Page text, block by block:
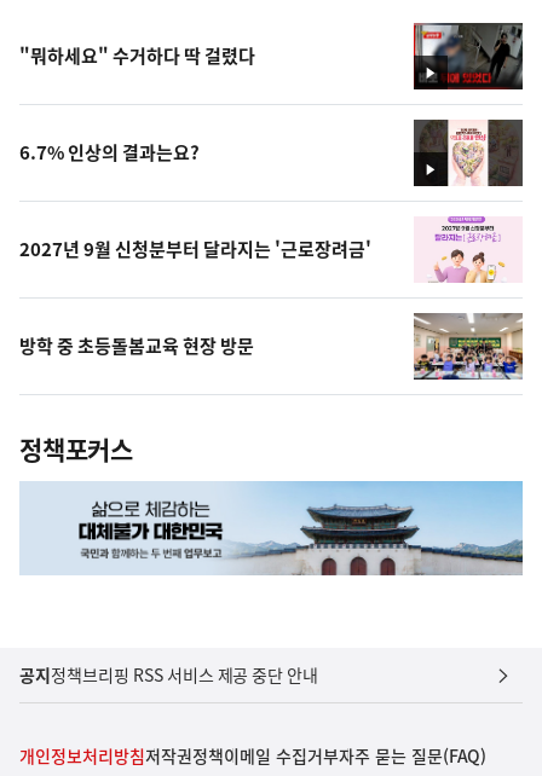
영
상
"뭐하세요" 수거하다 딱 걸렸다
영
상
6.7% 인상의 결과는요?
2027년 9월 신청분부터 달라지는 '근로장려금'
방학 중 초등돌봄교육 현장 방문
정책포커스
공지정책브리핑 RSS 서비스 제공 중단 안내
개인정보처리방침저작권정책이메일 수집거부자주 묻는 질문(FAQ)